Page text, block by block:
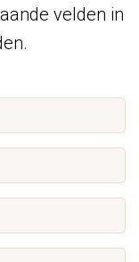
velden in